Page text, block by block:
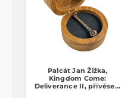
Palcát Jan Žižka,
Kingdom Come:
Deliverance II, přívěsek,